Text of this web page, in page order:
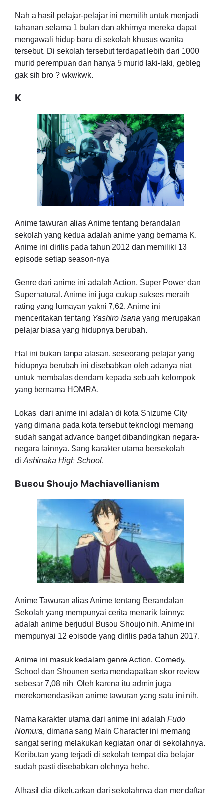
Nah alhasil pelajar-pelajar ini memilih untuk menjadi
tahanan selama 1 bulan dan akhirnya mereka dapat
mengawali hidup baru di sekolah khusus wanita
tersebut. Di sekolah tersebut terdapat lebih dari 1000
murid perempuan dan hanya 5 murid laki-laki, gebleg
gak sih bro ? wkwkwk.
K
Anime tawuran alias Anime tentang berandalan
sekolah yang kedua adalah anime yang bernama K.
Anime ini dirilis pada tahun 2012 dan memiliki 13
episode setiap season-nya.
Genre dari anime ini adalah Action, Super Power dan
Supernatural. Anime ini juga cukup sukses meraih
rating yang lumayan yakni 7,62. Anime ini
menceritakan tentang Yashiro Isana yang merupakan
pelajar biasa yang hidupnya berubah.
Hal ini bukan tanpa alasan, seseorang pelajar yang
hidupnya berubah ini disebabkan oleh adanya niat
untuk membalas dendam kepada sebuah kelompok
yang bernama HOMRA.
Lokasi dari anime ini adalah di kota Shizume City
yang dimana pada kota tersebut teknologi memang
sudah sangat advance banget dibandingkan negara-
negara lainnya. Sang karakter utama bersekolah
di Ashinaka High School.
Busou Shoujo Machiavellianism
Anime Tawuran alias Anime tentang Berandalan
Sekolah yang mempunyai cerita menarik lainnya
adalah anime berjudul Busou Shoujo nih. Anime ini
mempunyai 12 episode yang dirilis pada tahun 2017.
Anime ini masuk kedalam genre Action, Comedy,
School dan Shounen serta mendapatkan skor review
sebesar 7,08 nih. Oleh karena itu admin juga
merekomendasikan anime tawuran yang satu ini nih.
Nama karakter utama dari anime ini adalah Fudo
Nomura, dimana sang Main Character ini memang
sangat sering melakukan kegiatan onar di sekolahnya.
Keributan yang terjadi di sekolah tempat dia belajar
sudah pasti disebabkan olehnya hehe.
Alhasil dia dikeluarkan dari sekolahnya dan mendaftar